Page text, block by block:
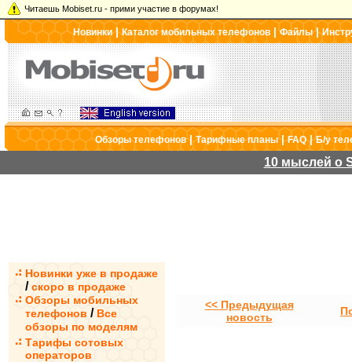
Читаешь Mobiset.ru - прими участие в форумах!
Новинки|Каталог мобильных телефонов |Файлы|
Обзоры телефонов|Тарифные планы|FAQ|Б/у
10 мыслей о
Новинки уже в продаже
/ скоро в продаже
Обзоры мобильных
телефонов / Все
обзоры по моделям
Тарифы сотовых
операторов
<< Предыдущая
новость